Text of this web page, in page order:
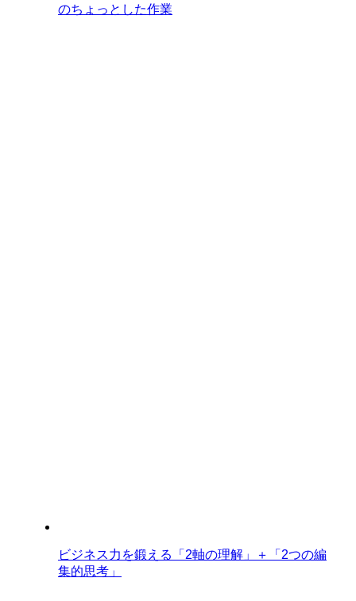
のちょっとした作業
ビジネス力を鍛える「2軸の理解」＋「2つの編
集的思考」